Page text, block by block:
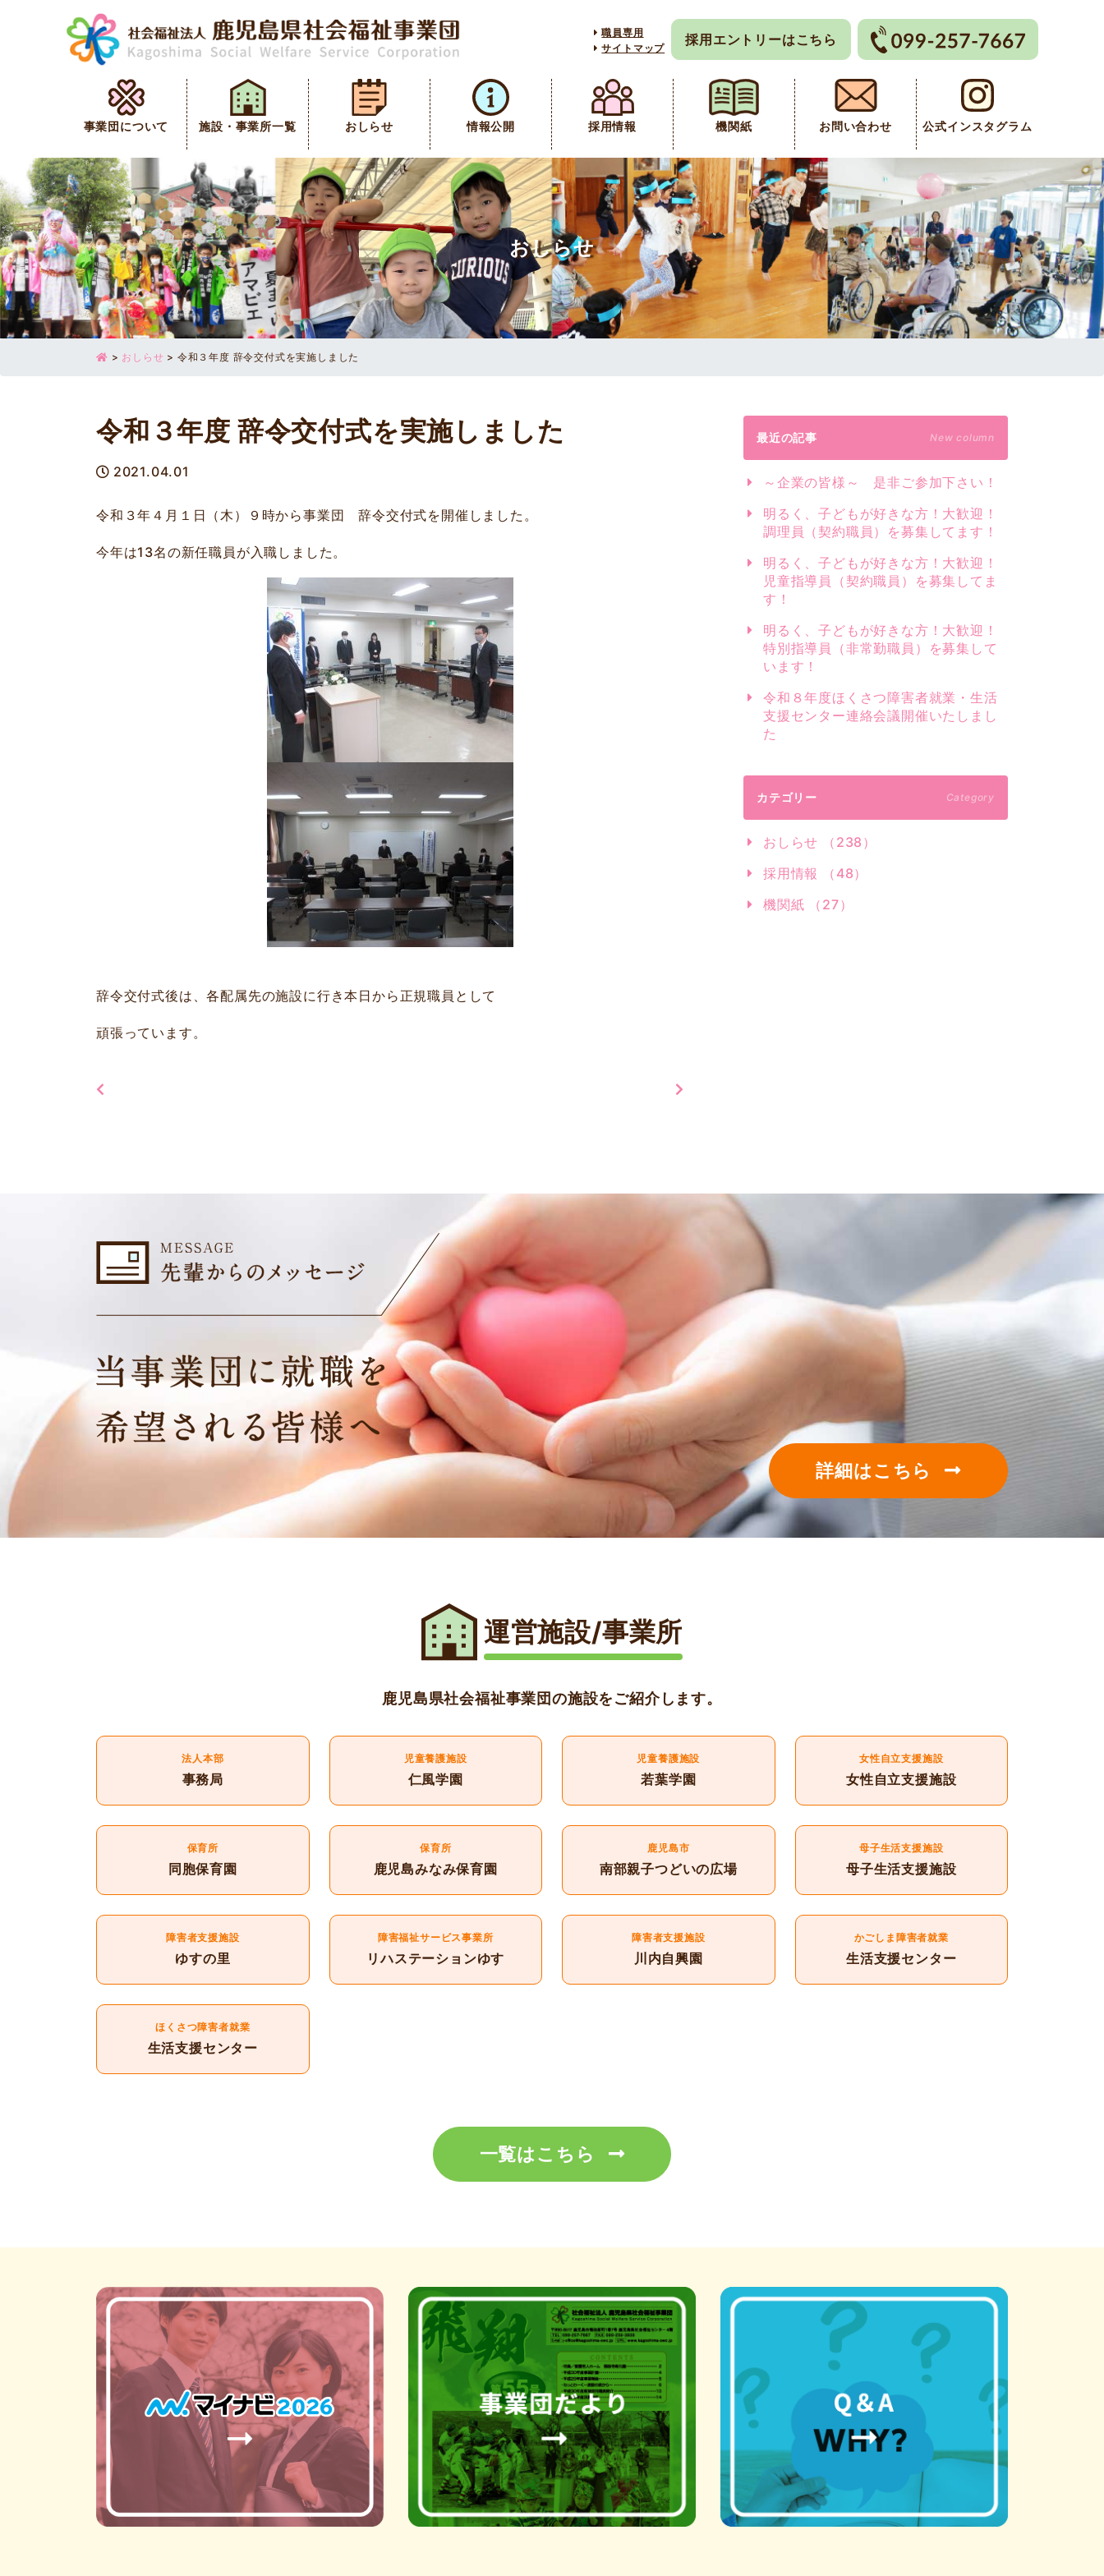
職員専用
サイトマップ
採用エントリーはこちら
事業団について 施設・事業所一覧 おしらせ 情報公開 採用情報 機関紙 お問い合わせ 公式インスタグラム
おしらせ
> おしらせ > 令和３年度 辞令交付式を実施しました
令和３年度 辞令交付式を実施しました
2021.04.01
令和３年４月１日（木）９時から事業団 辞令交付式を開催しました。
今年は13名の新任職員が入職しました。
辞令交付式後は、各配属先の施設に行き本日から正規職員として
頑張っています。
最近の記事 New column
～企業の皆様～ 是非ご参加下さい！
明るく、子どもが好きな方！大歓迎！
調理員（契約職員）を募集してます！
明るく、子どもが好きな方！大歓迎！
児童指導員（契約職員）を募集してま
す！
明るく、子どもが好きな方！大歓迎！
特別指導員（非常勤職員）を募集して
います！
令和８年度ほくさつ障害者就業・生活
支援センター連絡会議開催いたしまし
た
カテゴリー Category
おしらせ （238）
採用情報 （48）
機関紙 （27）
詳細はこちら
運営施設/事業所
鹿児島県社会福祉事業団の施設をご紹介します。
法人本部
事務局
児童養護施設
仁風学園
児童養護施設
若葉学園
女性自立支援施設
女性自立支援施設
保育所
同胞保育園
保育所
鹿児島みなみ保育園
鹿児島市
南部親子つどいの広場
母子生活支援施設
母子生活支援施設
障害者支援施設
ゆすの里
障害福祉サービス事業所
リハステーションゆす
障害者支援施設
川内自興園
かごしま障害者就業
生活支援センター
ほくさつ障害者就業
生活支援センター
一覧はこちら